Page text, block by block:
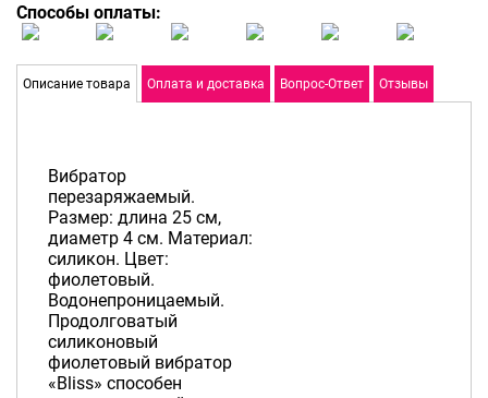
Способы оплаты:
Описание товара Оплата и доставка Вопрос-Ответ Отзывы
Вибратор
перезаряжаемый.
Размер: длина 25 см,
диаметр 4 см. Материал:
силикон. Цвет:
фиолетовый.
Водонепроницаемый.
Продолговатый
силиконовый
фиолетовый вибратор
«Bliss» способен